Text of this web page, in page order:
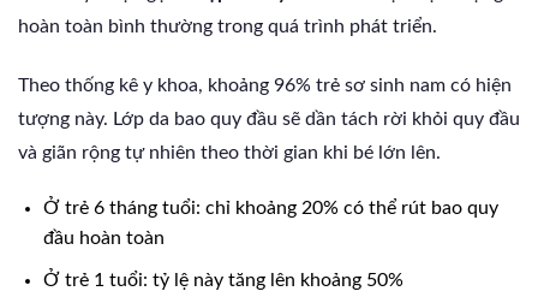
hoàn toàn bình thường trong quá trình phát triển.
Theo thống kê y khoa, khoảng 96% trẻ sơ sinh nam có hiện
tượng này. Lớp da bao quy đầu sẽ dần tách rời khỏi quy đầu
và giãn rộng tự nhiên theo thời gian khi bé lớn lên.
Ở trẻ 6 tháng tuổi: chỉ khoảng 20% có thể rút bao quy
đầu hoàn toàn
Ở trẻ 1 tuổi: tỷ lệ này tăng lên khoảng 50%